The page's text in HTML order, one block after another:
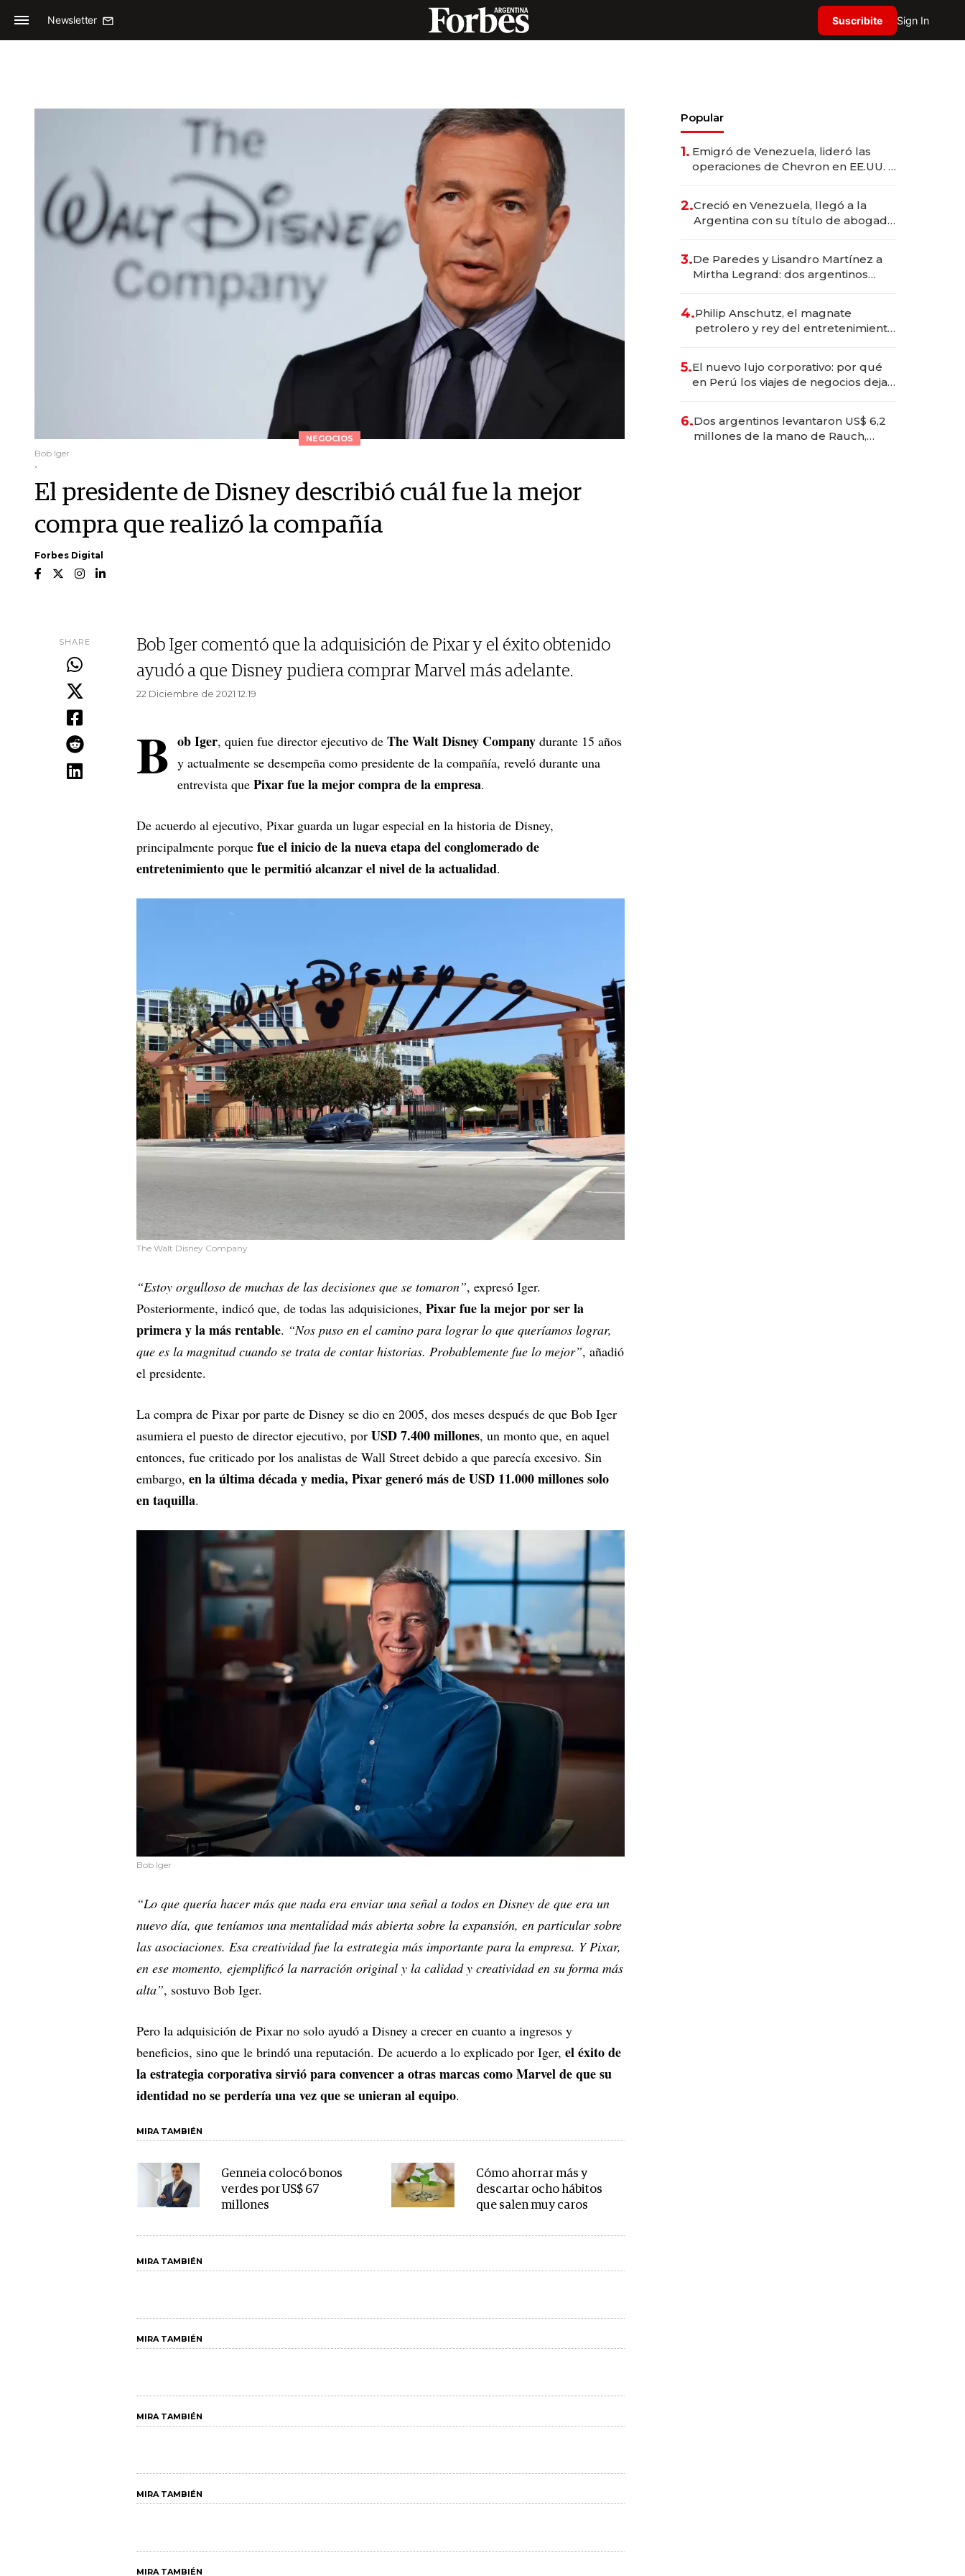
Newsletter Suscribite Sign In
NEGOCIOS
Bob Iger
.
El presidente de Disney describió cuál fue la mejor
compra que realizó la compañía
Forbes Digital
SHARE
Bob Iger comentó que la adquisición de Pixar y el éxito obtenido
ayudó a que Disney pudiera comprar Marvel más adelante.
22 Diciembre de 2021 12.19
B ob Iger, quien fue director ejecutivo de The Walt Disney Company durante 15 años
y actualmente se desempeña como presidente de la compañía, reveló durante una
entrevista que Pixar fue la mejor compra de la empresa.
De acuerdo al ejecutivo, Pixar guarda un lugar especial en la historia de Disney,
principalmente porque fue el inicio de la nueva etapa del conglomerado de
entretenimiento que le permitió alcanzar el nivel de la actualidad.
The Walt Disney Company
“Estoy orgulloso de muchas de las decisiones que se tomaron”, expresó Iger.
Posteriormente, indicó que, de todas las adquisiciones, Pixar fue la mejor por ser la
primera y la más rentable. “Nos puso en el camino para lograr lo que queríamos lograr,
que es la magnitud cuando se trata de contar historias. Probablemente fue lo mejor”, añadió
el presidente.
La compra de Pixar por parte de Disney se dio en 2005, dos meses después de que Bob Iger
asumiera el puesto de director ejecutivo, por USD 7.400 millones, un monto que, en aquel
entonces, fue criticado por los analistas de Wall Street debido a que parecía excesivo. Sin
embargo, en la última década y media, Pixar generó más de USD 11.000 millones solo
en taquilla.
Bob Iger
“Lo que quería hacer más que nada era enviar una señal a todos en Disney de que era un
nuevo día, que teníamos una mentalidad más abierta sobre la expansión, en particular sobre
las asociaciones. Esa creatividad fue la estrategia más importante para la empresa. Y Pixar,
en ese momento, ejemplificó la narración original y la calidad y creatividad en su forma más
alta”, sostuvo Bob Iger.
Pero la adquisición de Pixar no solo ayudó a Disney a crecer en cuanto a ingresos y
beneficios, sino que le brindó una reputación. De acuerdo a lo explicado por Iger, el éxito de
la estrategia corporativa sirvió para convencer a otras marcas como Marvel de que su
identidad no se perdería una vez que se unieran al equipo.
MIRA TAMBIÉN
Genneia colocó bonos
verdes por US$ 67
millones
Cómo ahorrar más y
descartar ocho hábitos
que salen muy caros
MIRA TAMBIÉN
MIRA TAMBIÉN
MIRA TAMBIÉN
MIRA TAMBIÉN
MIRA TAMBIÉN
Popular
1. Emigró de Venezuela, lideró las
operaciones de Chevron en EE.UU. y
2.Creció en Venezuela, llegó a la
Argentina con su título de abogado
marcas "fast premium"
3.De Paredes y Lisandro Martínez a
Mirtha Legrand: dos argentinos
4.Philip Anschutz, el magnate
petrolero y rey del entretenimiento
5.El nuevo lujo corporativo: por qué
en Perú los viajes de negocios dejan
en experiencias transformadoras
6.Dos argentinos levantaron US$ 6,2
millones de la mano de Rauch,